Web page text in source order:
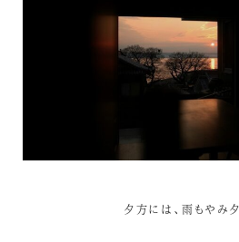
夕方には、雨もやみ